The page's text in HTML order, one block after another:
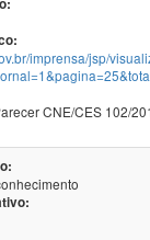
imprensa/jsp/
CNE/CES 102/